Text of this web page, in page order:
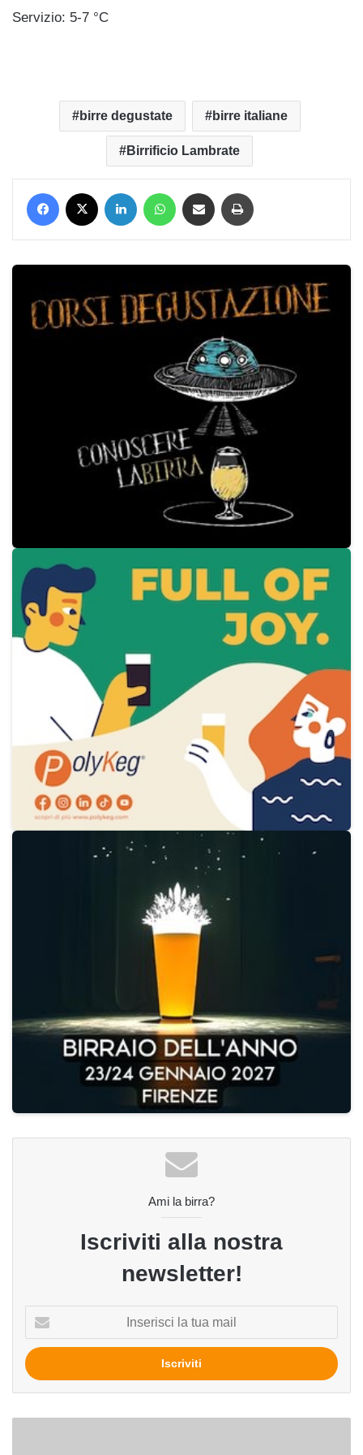
Servizio: 5-7 °C
birre degustate birre italiane
Birrificio Lambrate
Facebook LinkedIn WhatsApp Condividi via mail
Ami la birra?
Iscriviti alla nostra
newsletter!
tua
mail